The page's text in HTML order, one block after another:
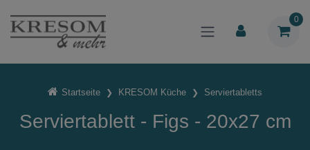
0
Startseite KRESOM Küche Serviertabletts
Serviertablett - Figs - 20x27 cm